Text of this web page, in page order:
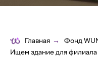
Главная → Фонд
Ищем здание для